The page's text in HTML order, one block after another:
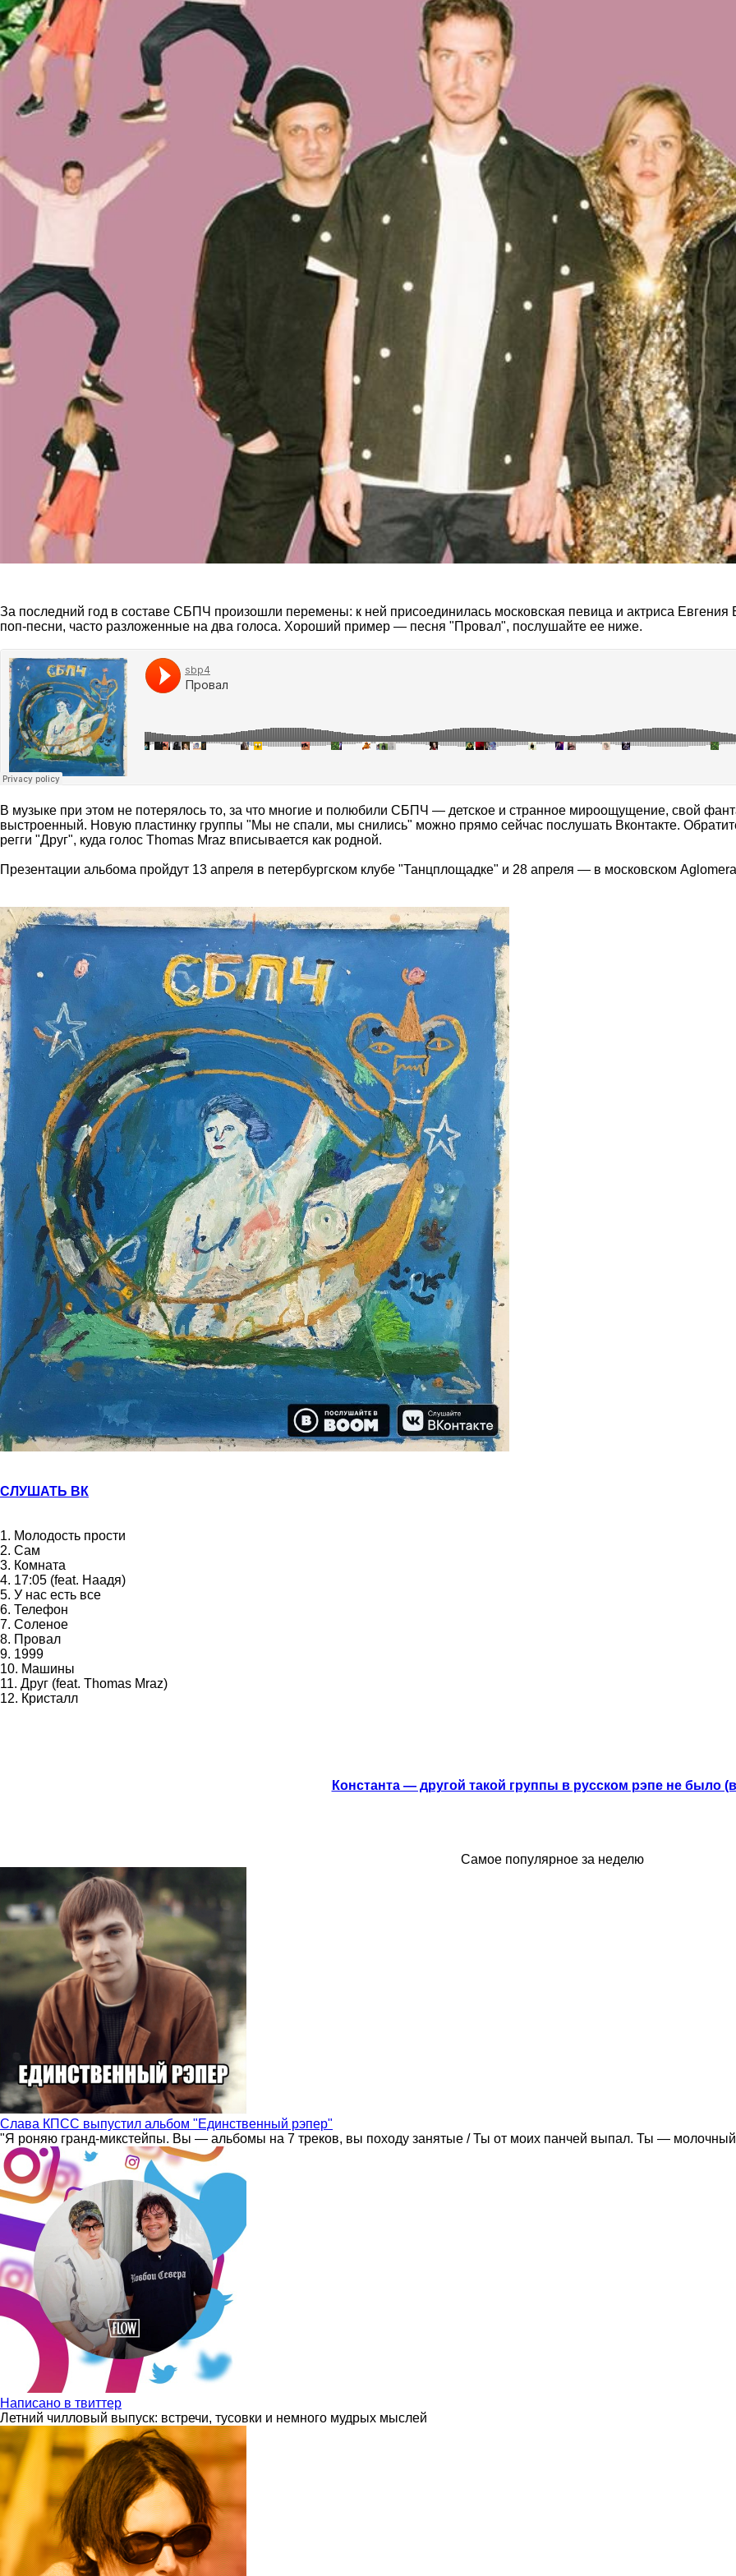
За последний год в составе СБПЧ произошли перемены: к ней присоединилась московская певица и актриса Евгения
поп-песни, часто разложенные на два голоса. Хороший пример — песня "Провал", послушайте ее ниже.
В музыке при этом не потерялось то, за что многие и полюбили СБПЧ — детское и странное мироощущение, свой
выстроенный. Новую пластинку группы "Мы не спали, мы снились" можно прямо сейчас послушать Вконтакте.
регги "Друг", куда голос Thomas Mraz вписывается как родной.
Презентации альбома пройдут 13 апреля в петербургском клубе "Танцплощадке" и 28 апреля — в московском
СЛУШАТЬ ВК
1. Молодость прости
2. Сам
3. Комната
4. 17:05 (feat. Наадя)
5. У нас есть все
6. Телефон
7. Соленое
8. Провал
9. 1999
10. Машины
11. Друг (feat. Thomas Mraz)
12. Кристалл
Константа — другой такой группы в русском рэпе не было
Самое популярное за неделю
Слава КПСС выпустил альбом "Единственный рэпер"
"Я роняю гранд-микстейпы. Вы — альбомы на 7 треков, вы походу занятые / Ты от моих панчей выпал. Ты —
Написано в твиттер
Летний чилловый выпуск: встречи, тусовки и немного мудрых мыслей